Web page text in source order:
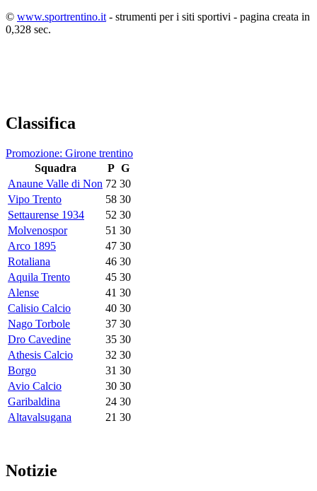
© www.sportrentino.it- strumenti per i siti sportivi - pagina creata in
0,328 sec.
Classifica
Promozione: Girone trentino
Squadra
P G
Anaune Valle di Non 72 30
Vipo Trento
58 30
Settaurense 1934
52 30
Molvenospor
51 30
Arco 1895
47 30
Rotaliana
46 30
Aquila Trento
45 30
Alense
41 30
Calisio Calcio
40 30
Nago Torbole
37 30
Dro Cavedine
35 30
Athesis Calcio
32 30
Borgo
31 30
Avio Calcio
30 30
Garibaldina
24 30
Altavalsugana
21 30
Notizie